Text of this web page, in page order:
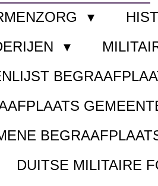
DUITSE MILITAIRE